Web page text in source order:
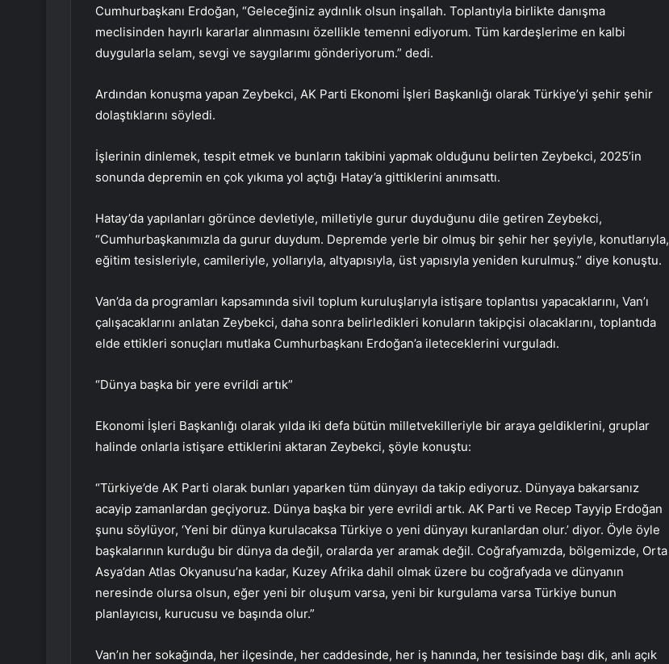
Cumhurbaşkanı Erdoğan, “Geleceğiniz aydınlık olsun inşallah. Toplantıyla birlikte danışma
meclisinden hayırlı kararlar alınmasını özellikle temenni ediyorum. Tüm kardeşlerime en kalbi
duygularla selam, sevgi ve saygılarımı gönderiyorum.” dedi.
Ardından konuşma yapan Zeybekci, AK Parti Ekonomi İşleri Başkanlığı olarak Türkiye’yi şehir şehir
dolaştıklarını söyledi.
İşlerinin dinlemek, tespit etmek ve bunların takibini yapmak olduğunu belirten Zeybekci, 2025’in
sonunda depremin en çok yıkıma yol açtığı Hatay’a gittiklerini anımsattı.
Hatay’da yapılanları görünce devletiyle, milletiyle gurur duyduğunu dile getiren Zeybekci,
“Cumhurbaşkanımızla da gurur duydum. Depremde yerle bir olmuş bir şehir her şeyiyle, konutlarıyla,
eğitim tesisleriyle, camileriyle, yollarıyla, altyapısıyla, üst yapısıyla yeniden kurulmuş.” diye konuştu.
Van’da da programları kapsamında sivil toplum kuruluşlarıyla istişare toplantısı yapacaklarını, Van’ı
çalışacaklarını anlatan Zeybekci, daha sonra belirledikleri konuların takipçisi olacaklarını, toplantıda
elde ettikleri sonuçları mutlaka Cumhurbaşkanı Erdoğan’a ileteceklerini vurguladı.
“Dünya başka bir yere evrildi artık”
Ekonomi İşleri Başkanlığı olarak yılda iki defa bütün milletvekilleriyle bir araya geldiklerini, gruplar
halinde onlarla istişare ettiklerini aktaran Zeybekci, şöyle konuştu:
“Türkiye’de AK Parti olarak bunları yaparken tüm dünyayı da takip ediyoruz. Dünyaya bakarsanız
acayip zamanlardan geçiyoruz. Dünya başka bir yere evrildi artık. AK Parti ve Recep Tayyip Erdoğan
şunu söylüyor, ‘Yeni bir dünya kurulacaksa Türkiye o yeni dünyayı kuranlardan olur.’ diyor. Öyle öyle
başkalarının kurduğu bir dünya da değil, oralarda yer aramak değil. Coğrafyamızda, bölgemizde, Orta
Asya’dan Atlas Okyanusu’na kadar, Kuzey Afrika dahil olmak üzere bu coğrafyada ve dünyanın
neresinde olursa olsun, eğer yeni bir oluşum varsa, yeni bir kurgulama varsa Türkiye bunun
planlayıcısı, kurucusu ve başında olur.”
Van’ın her sokağında, her ilçesinde, her caddesinde, her iş hanında, her tesisinde başı dik, anlı açık